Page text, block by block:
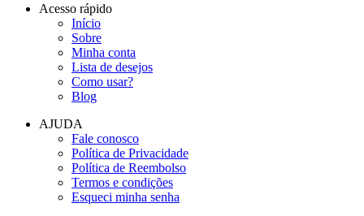
Acesso rápido
Início
Sobre
Minha conta
Lista de desejos
Como usar?
Blog
AJUDA
Fale conosco
Política de Privacidade
Política de Reembolso
Termos e condições
Esqueci minha senha